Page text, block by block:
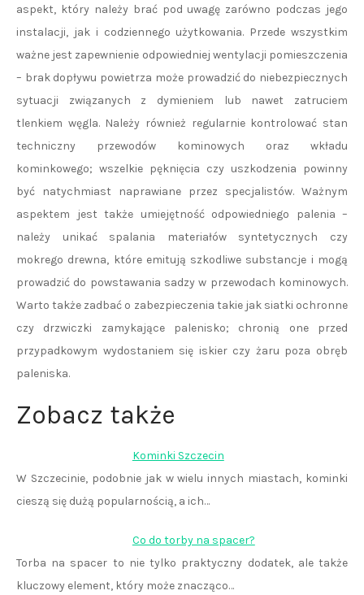
aspekt, który należy brać pod uwagę zarówno podczas jego
instalacji, jak i codziennego użytkowania. Przede wszystkim
ważne jest zapewnienie odpowiedniej wentylacji pomieszczenia
– brak dopływu powietrza może prowadzić do niebezpiecznych
sytuacji związanych z dymieniem lub nawet zatruciem
tlenkiem węgla. Należy również regularnie kontrolować stan
techniczny przewodów kominowych oraz wkładu
kominkowego; wszelkie pęknięcia czy uszkodzenia powinny
być natychmiast naprawiane przez specjalistów. Ważnym
aspektem jest także umiejętność odpowiedniego palenia –
należy unikać spalania materiałów syntetycznych czy
mokrego drewna, które emitują szkodliwe substancje i mogą
prowadzić do powstawania sadzy w przewodach kominowych.
Warto także zadbać o zabezpieczenia takie jak siatki ochronne
czy drzwiczki zamykające palenisko; chronią one przed
przypadkowym wydostaniem się iskier czy żaru poza obręb
paleniska.
Zobacz także
Kominki Szczecin
W Szczecinie, podobnie jak w wielu innych miastach, kominki
cieszą się dużą popularnością, a ich…
Co do torby na spacer?
Torba na spacer to nie tylko praktyczny dodatek, ale także
kluczowy element, który może znacząco…